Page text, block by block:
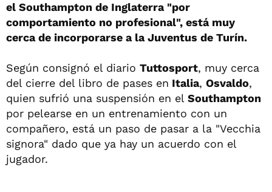
el Southampton de Inglaterra "por
comportamiento no profesional", está muy
cerca de incorporarse a la Juventus de Turín.
Según consignó el diario Tuttosport, muy cerca
del cierre del libro de pases en Italia, Osvaldo,
quien sufrió una suspensión en el Southampton
por pelearse en un entrenamiento con un
compañero, está un paso de pasar a la "Vecchia
signora" dado que ya hay un acuerdo con el
jugador.